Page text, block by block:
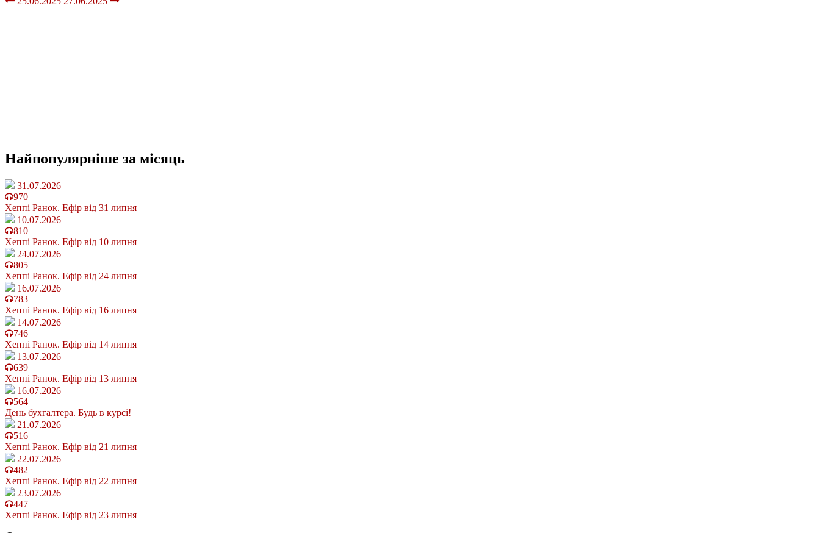
Найпопулярніше за місяць
31.07.2026
970
Хеппі Ранок. Ефір від 31 липня
10.07.2026
810
Хеппі Ранок. Ефір від 10 липня
24.07.2026
805
Хеппі Ранок. Ефір від 24 липня
16.07.2026
783
Хеппі Ранок. Ефір від 16 липня
14.07.2026
746
Хеппі Ранок. Ефір від 14 липня
13.07.2026
639
Хеппі Ранок. Ефір від 13 липня
16.07.2026
564
День бухгалтера. Будь в курсі!
21.07.2026
516
Хеппі Ранок. Ефір від 21 липня
22.07.2026
482
Хеппі Ранок. Ефір від 22 липня
23.07.2026
447
Хеппі Ранок. Ефір від 23 липня